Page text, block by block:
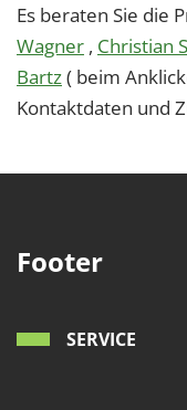
Es beraten Sie die
Wagner , Christian
Bartz( beim
Kontaktdaten und
Footer
SERVICE